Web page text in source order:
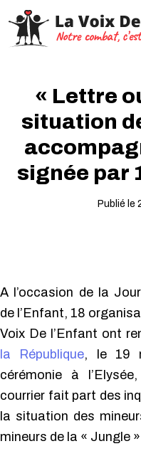
« Lettre
situation
signée par
Publié le
A l’occasion de la
de l’Enfant, 18
Voix De l’Enfant ont
la République, le 19
cérémonie à
courrier fait part des
la situation des
mineurs de la « Jungle